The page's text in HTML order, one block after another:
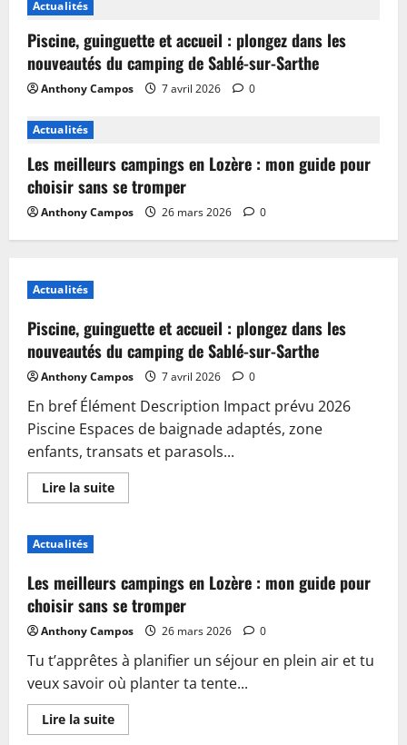
Actualités
Piscine, guinguette et accueil : plongez dans les
nouveautés du camping de Sablé-sur-Sarthe
Anthony Campos 7 avril 2026 0
Actualités
Les meilleurs campings en Lozère : mon guide pour
choisir sans se tromper
Anthony Campos 26 mars 2026 0
Actualités
Piscine, guinguette et accueil : plongez dans les
nouveautés du camping de Sablé-sur-Sarthe
Anthony Campos 7 avril 2026 0
En bref Élément Description Impact prévu 2026
Piscine Espaces de baignade adaptés, zone
enfants, transats et parasols...
Lire la suiteEn
savoir
accueil
:
plongez
dans
les
nouveautés
du
camping
de
Sablé-
sur-
Sarthe
Actualités
Les meilleurs campings en Lozère : mon guide pour
choisir sans se tromper
Anthony Campos 26 mars 2026 0
Tu t’apprêtes à planifier un séjour en plein air et tu
veux savoir où planter ta tente...
Lire la suiteEn
savoir